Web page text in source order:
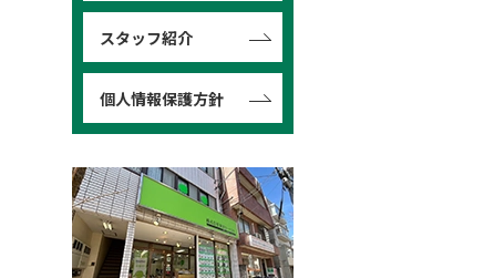
スタッフ紹介
個人情報保護方針